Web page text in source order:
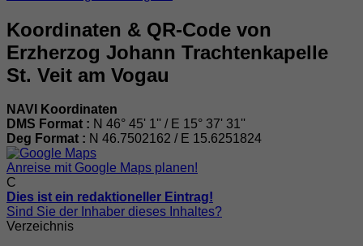
Koordinaten & QR-Code von
Erzherzog Johann Trachtenkapelle
St. Veit am Vogau
NAVI Koordinaten
DMS Format : N 46° 45' 1'' / E 15° 37' 31''
Deg Format : N 46.7502162 / E 15.6251824
Anreise mit Google Maps planen!
C
Dies ist ein redaktioneller Eintrag!
Sind Sie der Inhaber dieses Inhaltes?
Verzeichnis